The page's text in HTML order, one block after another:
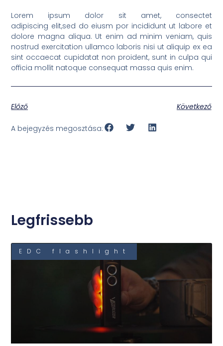
Lorem ipsum dolor sit amet, consectet
adipiscing elit,sed do eiusm por incididunt ut labore et
dolore magna aliqua. Ut enim ad minim veniam, quis
nostrud exercitation ullamco laboris nisi ut aliquip ex ea
sint occaecat cupidatat non proident, sunt in culpa qui
officia mollit natoque consequat massa quis enim.
Előző Következő
A bejegyzés megosztása:
Legfrissebb
EDC flashlight